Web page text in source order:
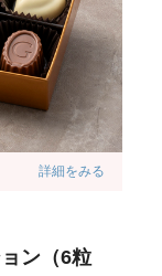
詳細をみる
ン（6粒